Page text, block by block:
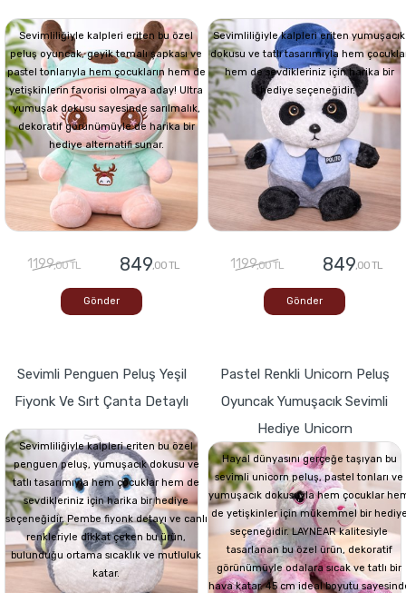
Sevimliliğiyle kalpleri eriten bu özel
peluş oyuncak, geyik temalı şapkası ve
pastel tonlarıyla hem çocukların hem de
yetişkinlerin favorisi olmaya aday! Ultra
yumuşak dokusu sayesinde sarılmalık,
dekoratif görünümüyle de harika bir
hediye alternatifi sunar.
1199,00 TL 849,00 TL
Gönder
Sevimliliğiyle kalpleri eriten yumuşacık
dokusu ve tatlı tasarımıyla hem
hem de sevdikleriniz için harika bir
hediye seçeneğidir.
1199,00 TL 849,00 TL
Gönder
Sevimli Penguen Peluş Yeşil
Fiyonk Ve Sırt Çanta Detaylı
Sevimliliğiyle kalpleri eriten bu özel
penguen peluş, yumuşacık dokusu ve
tatlı tasarımıyla hem çocuklar hem de
sevdikleriniz için harika bir hediye
seçeneğidir. Pembe fiyonk detayı ve canlı
renkleriyle dikkat çeken bu ürün,
bulunduğu ortama sıcaklık ve mutluluk
katar.
Pastel Renkli Unicorn Peluş
Oyuncak Yumuşacık Sevimli
Hediye Unicorn
Hayal dünyasını gerçeğe taşıyan bu
sevimli unicorn peluş, pastel tonları ve
yumuşacık dokusuyla hem çocuklar
de yetişkinler için mükemmel bir
seçeneğidir. LAYNEAR kalitesiyle
tasarlanan bu özel ürün, dekoratif
görünümüyle odalara sıcak ve tatlı bir
hava katar. 45 cm ideal boyutu